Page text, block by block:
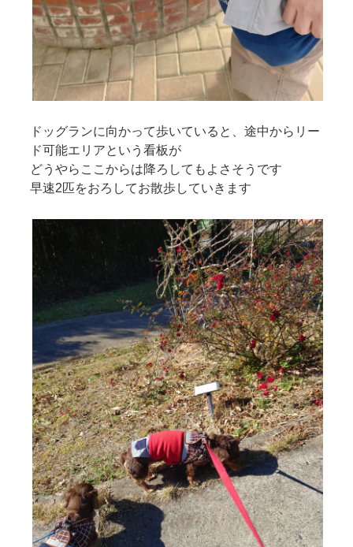
ドッグランに向かって歩いていると、途中からリー
ド可能エリアという看板が
どうやらここからは降ろしてもよさそうです
早速2匹をおろしてお散歩していきます